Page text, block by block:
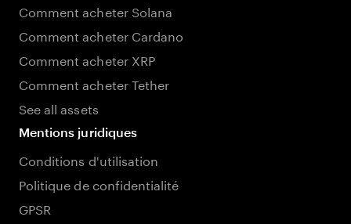
Comment acheter Solana
Comment acheter Cardano
Comment acheter XRP
Comment acheter Tether
See all assets
Mentions juridiques
Conditions d'utilisation
Politique de confidentialité
GPSR